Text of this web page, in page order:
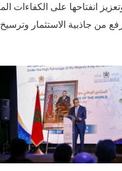
انفتاحها على الكفاءات
من جاذبية الاستثمار